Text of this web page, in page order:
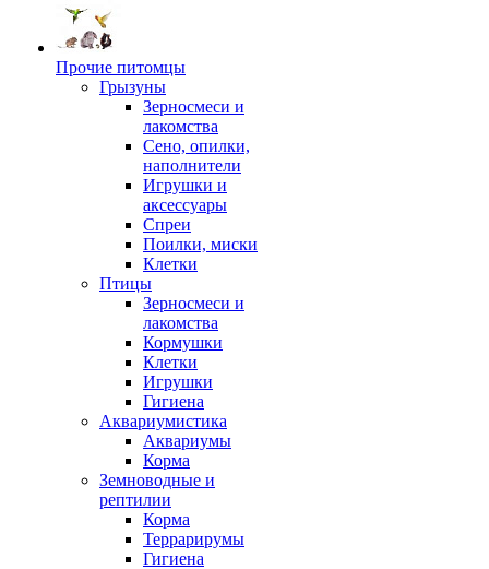
Прочие питомцы
Грызуны
Зерносмеси и
лакомства
Сено, опилки,
наполнители
Игрушки и
аксессуары
Спреи
Поилки, миски
Клетки
Птицы
Зерносмеси и
лакомства
Кормушки
Клетки
Игрушки
Гигиена
Аквариумистика
Аквариумы
Корма
Земноводные и
рептилии
Корма
Террарирумы
Гигиена